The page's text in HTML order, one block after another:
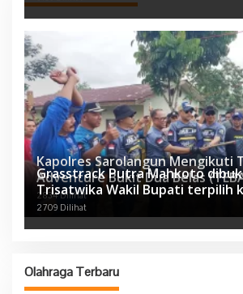
Kapolres Sarolangun Mengikuti
Adventure Bukit Dua Belas
2834 Dilihat
Grasstrack Putra Mahkoto
Trisatwika Wakil Bupati terpilih
Sarolangun
2709 Dilihat
Olahraga Terbaru